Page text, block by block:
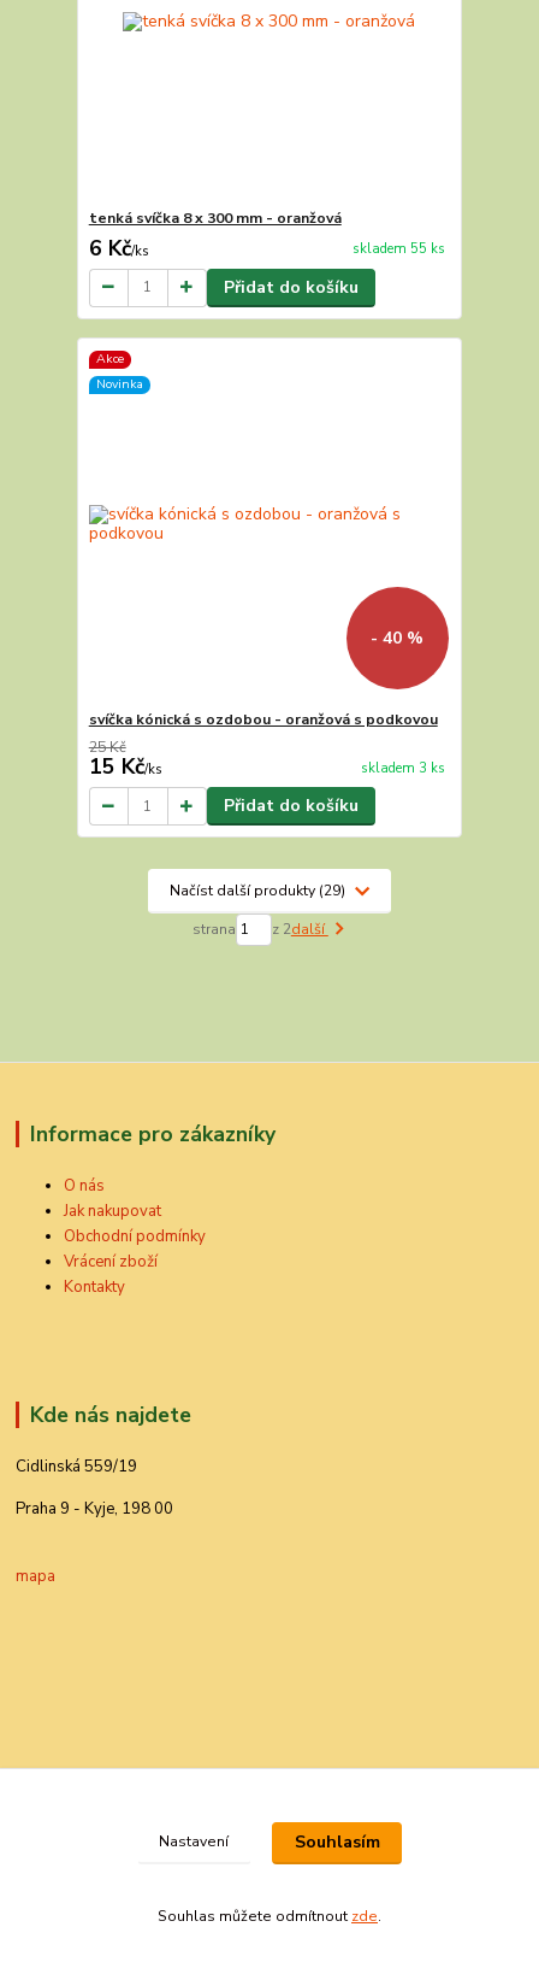
tenká svíčka 8 x 300 mm - oranžová
6 Kč/ks skladem 55 ks
Přidat do košíku
Akce
Novinka
- 40 %
svíčka kónická s ozdobou - oranžová s podkovou
25 Kč
15 Kč/ks skladem 3 ks
Přidat do košíku
Načíst další produkty (29)
strana z 2další
Informace pro zákazníky
O nás
Jak nakupovat
Obchodní podmínky
Vrácení zboží
Kontakty
Kde nás najdete
Cidlinská 559/19
Praha 9 - Kyje, 198 00
mapa
Nastavení Souhlasím
Souhlas můžete odmítnout zde.